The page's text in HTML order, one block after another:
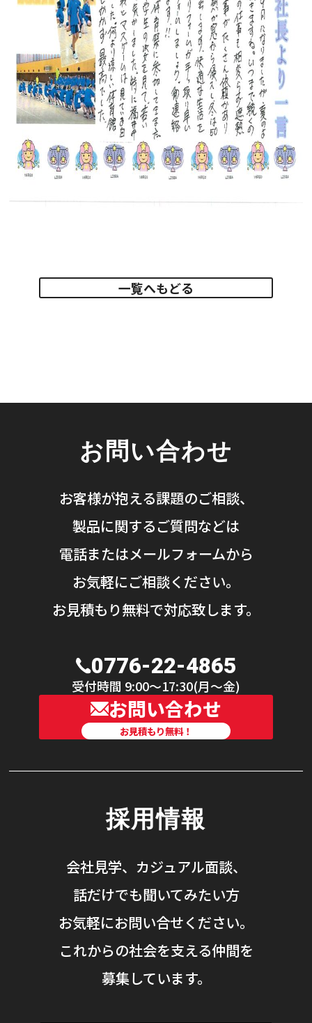
一覧へもどる
お問い合わせ
お客様が抱える課題のご相談、
製品に関するご質問などは
電話またはメールフォームから
お気軽にご相談ください。
お見積もり無料で対応致します。
0776-22-4865
受付時間 9:00〜17:30(月〜金)
お問い合わせ
お見積もり無料！
採用情報
会社見学、カジュアル面談、
話だけでも聞いてみたい方
お気軽にお問い合せください。
これからの社会を支える仲間を
募集しています。